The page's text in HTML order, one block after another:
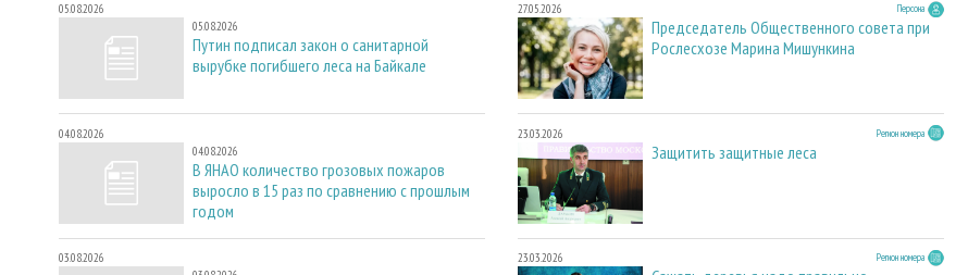
05.08.2026
05.08.2026
Путин подписал закон о санитарной
вырубке погибшего леса на Байкале
04.08.2026
04.08.2026
В ЯНАО количество грозовых пожаров
выросло в 15 раз по сравнению с прошлым
годом
03.08.2026
27.05.2026 Персона
Председатель Общественного совета при
Рослесхозе Марина Мишункина
23.03.2026 Регион номера
Защитить защитные леса
23.03.2026 Регион номера